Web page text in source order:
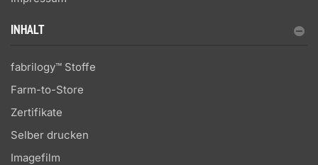
INHALT
fabrilogy™ Stoffe
Farm-to-Store
Zertifikate
Selber drucken
Imagefilm